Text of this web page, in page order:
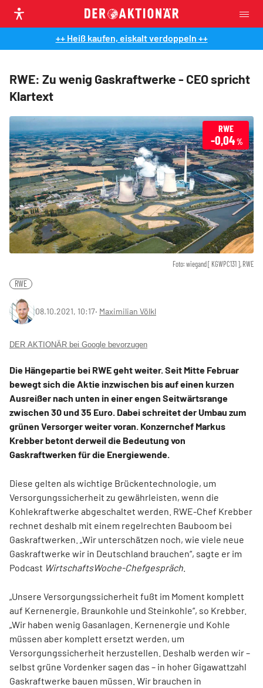
++ Heiß kaufen, eiskalt verdoppeln ++
RWE: Zu wenig Gaskraftwerke - CEO spricht
Klartext
Foto: wiegand [ KGWPC131 ], RWE
RWE
-0,04%
RWE
08.10.2021, 10:17‧ Maximilian Völkl
DER AKTIONÄR bei Google bevorzugen
Die Hängepartie bei RWE geht weiter. Seit Mitte Februar
bewegt sich die Aktie inzwischen bis auf einen kurzen
Ausreißer nach unten in einer engen Seitwärtsrange
zwischen 30 und 35 Euro. Dabei schreitet der Umbau zum
grünen Versorger weiter voran. Konzernchef Markus
Krebber betont derweil die Bedeutung von
Gaskraftwerken für die Energiewende.
Diese gelten als wichtige Brückentechnologie, um
Versorgungssicherheit zu gewährleisten, wenn die
Kohlekraftwerke abgeschaltet werden. RWE-Chef Krebber
rechnet deshalb mit einem regelrechten Bauboom bei
Gaskraftwerken. „Wir unterschätzen noch, wie viele neue
Gaskraftwerke wir in Deutschland brauchen“, sagte er im
Podcast WirtschaftsWoche-Chefgespräch
„Unsere Versorgungssicherheit fußt im Moment komplett
auf Kernenergie, Braunkohle und Steinkohle“, so Krebber.
„Wir haben wenig Gasanlagen. Kernenergie und Kohle
müssen aber komplett ersetzt werden, um
Versorgungssicherheit herzustellen. Deshalb werden wir –
selbst grüne Vordenker sagen das – in hoher Gigawattzahl
Gaskraftwerke bauen müssen. Wir brauchen in